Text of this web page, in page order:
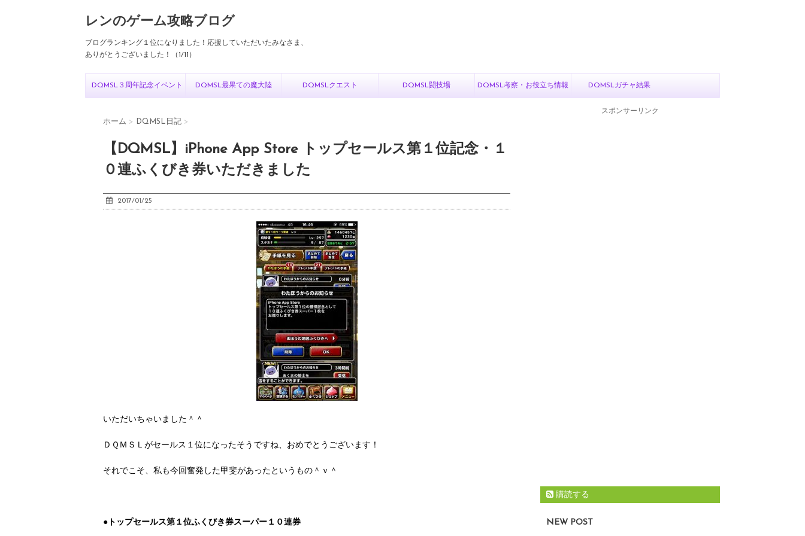
レンのゲーム攻略ブログ
ブログランキング１位になりました！応援していただいたみなさま、
ありがとうございました！（1/11）
DQMSL３周年記念イベント DQMSL最果ての魔大陸 DQMSLクエスト DQMSL闘技場 DQMSL考察・お役立ち情報 DQMSLガチャ結果
ホーム > DQMSL日記 >
【DQMSL】iPhone App Store トップセールス第１位記念・１
０連ふくびき券いただきました
2017/01/25
いただいちゃいました＾＾
ＤＱＭＳＬがセールス１位になったそうですね、おめでとうございます！
それでこそ、私も今回奮発した甲斐があったというもの＾ｖ＾
●トップセールス第１位ふくびき券スーパー１０連券
スポンサーリンク
購読する
NEW POST